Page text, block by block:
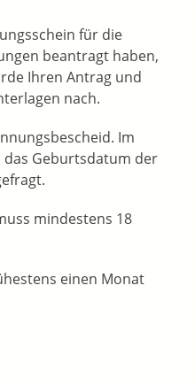
für die
beantragt haben,
Ihren Antrag und
nach.
Im
das Geburtsdatum der
mindestens 18
einen Monat